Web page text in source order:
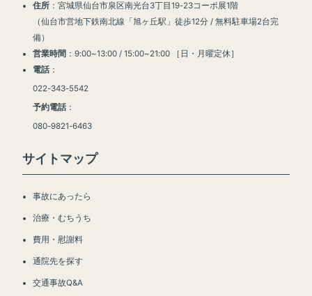
住所：宮城県仙台市泉区南光台3丁目19-23コーポ展1階
（仙台市営地下鉄南北線「旭ヶ丘駅」徒歩12分 / 無料駐車場2台完
備）
営業時間 ：9:00~13:00 / 15:00~21:00 ［日・月曜定休］
電話：
022-343-5542
予約電話：
080-9821-6463
サイトマップ
事故にあったら
治療・むちうち
費用・慰謝料
通院先を探す
交通事故Q&A